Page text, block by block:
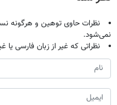
نظرات حاوی توهین و هرگونه
نمی‌شود.
نظراتی که غیر از زبان فارسی